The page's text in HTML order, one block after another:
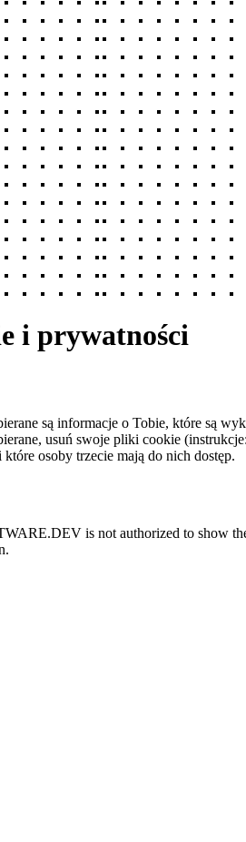
i prywatności
są informacje o Tobie, które są
usuń swoje pliki cookie
osoby trzecie mają do nich dostęp.
is not authorized to show